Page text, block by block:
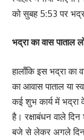
को सुबह 5:53 पर
भद्रा का वास पाताल
हालाँकि इस भद्रा का
का आवास पाताल या
कई शुभ कार्य में भद्रा
है। रक्षाबंधन वाले
बजे से लेकर अगले दिन